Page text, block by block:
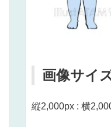
画像サイ
縦2,000px : 横